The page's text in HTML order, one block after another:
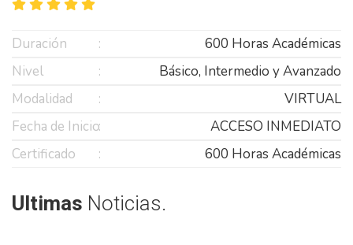
Duración
600 Horas Académicas
Nivel
Básico, Intermedio y Avanzado
Modalidad
VIRTUAL
Fecha de Inicio
ACCESO INMEDIATO
Certificado
600 Horas Académicas
Ultimas Noticias.